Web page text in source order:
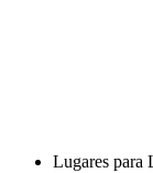
Lugares para